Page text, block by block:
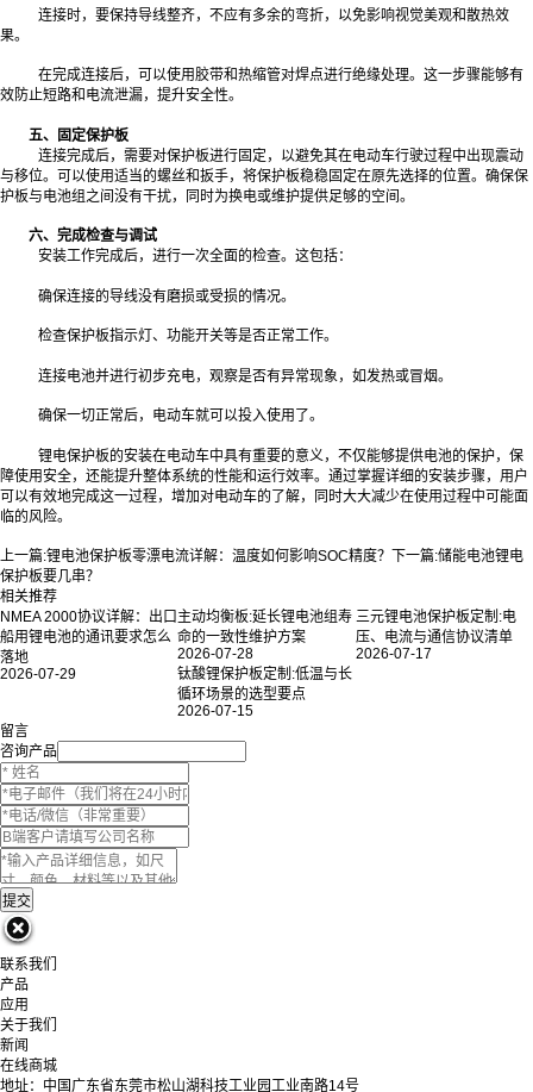
连接时，要保持导线整齐，不应有多余的弯折，以免影响视觉美观和散热效
果。
在完成连接后，可以使用胶带和热缩管对焊点进行绝缘处理。这一步骤能够有
效防止短路和电流泄漏，提升安全性。
五、固定保护板
连接完成后，需要对保护板进行固定，以避免其在电动车行驶过程中出现震动
与移位。可以使用适当的螺丝和扳手，将保护板稳稳固定在原先选择的位置。确保保
护板与电池组之间没有干扰，同时为换电或维护提供足够的空间。
六、完成检查与调试
安装工作完成后，进行一次全面的检查。这包括：
确保连接的导线没有磨损或受损的情况。
检查保护板指示灯、功能开关等是否正常工作。
连接电池并进行初步充电，观察是否有异常现象，如发热或冒烟。
确保一切正常后，电动车就可以投入使用了。
锂电保护板的安装在电动车中具有重要的意义，不仅能够提供电池的保护，保
障使用安全，还能提升整体系统的性能和运行效率。通过掌握详细的安装步骤，用户
可以有效地完成这一过程，增加对电动车的了解，同时大大减少在使用过程中可能面
临的风险。
上一篇:锂电池保护板零漂电流详解：温度如何影响SOC精度？ 下一篇:储能电池锂电
保护板要几串？
相关推荐
NMEA 2000协议详解：出口
船用锂电池的通讯要求怎么
落地
2026-07-29
主动均衡板:延长锂电池组寿
命的一致性维护方案
2026-07-28
三元锂电池保护板定制:电
压、电流与通信协议清单
2026-07-17
钛酸锂保护板定制:低温与长
循环场景的选型要点
2026-07-15
留言
咨询产品
联系我们
产品
应用
关于我们
新闻
在线商城
地址：中国广东省东莞市松山湖科技工业园工业南路14号